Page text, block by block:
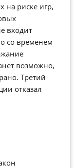
на риске игр,
входит
со временем
возможно,
Третий
отказал